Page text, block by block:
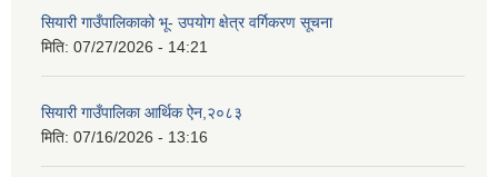
सियारी गाउँपालिकाको भू- उपयोग क्षेत्र वर्गिकरण सूचना
मिति: 07/27/2026 - 14:21
सियारी गाउँपालिका आर्थिक ऐन,२०८३
मिति: 07/16/2026 - 13:16